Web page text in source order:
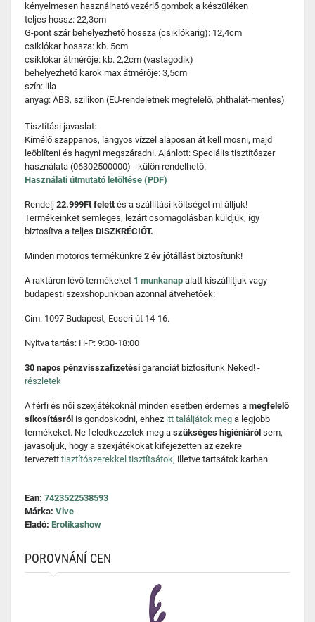
kényelmesen használható vezérlő gombok a készüléken
teljes hossz: 22,3cm
G-pont szár behelyezhető hossza (csiklókarig): 12,4cm
csiklókar hossza: kb. 5cm
csiklókar átmérője: kb. 2,2cm (vastagodik)
behelyezhető karok max átmérője: 3,5cm
szín: lila
anyag: ABS, szilikon (EU-rendeletnek megfelelő, phthalát-mentes)
Tisztítási javaslat:
Kímélő szappanos, langyos vízzel alaposan át kell mosni, majd
leöblíteni és hagyni megszáradni. Ajánlott: Speciális tisztítószer
használata (06302500000) - külön rendelhető.
Használati útmutató letöltése (PDF)
Rendelj 22.999Ft felettés a szállítási költséget mi álljuk!
Termékeinket semleges, lezárt csomagolásban küldjük, így
biztosítva a teljes DISZKRÉCIÓT.
Minden motoros termékünkre 2 év jótállást biztosítunk!
A raktáron lévő termékeket 1 munkanap alatt kiszállítjuk vagy
budapesti szexshopunkban azonnal átvehetőek:
Cím: 1097 Budapest, Ecseri út 14-16.
Nyitva tartás: H-P: 9:30-18:00
30 napos pénzvisszafizetési garanciát biztosítunk Neked! -
részletek
A férfi és női szexjátékoknál minden esetben érdemes a megfelelő
síkosításról is gondoskodni, ehhez itt találjátok meg a legjobb
termékeket. Ne feledkezzetek meg a szükséges higiéniáról sem,
javasoljuk, hogy a szexjátékokat kifejezetten az ezekre
tervezett tisztítószerekkel tisztítsátok, illetve tartsátok karban.
Ean: 7423522538593
Márka: Vive
Eladó: Erotikashow
POROVNÁNÍ CEN